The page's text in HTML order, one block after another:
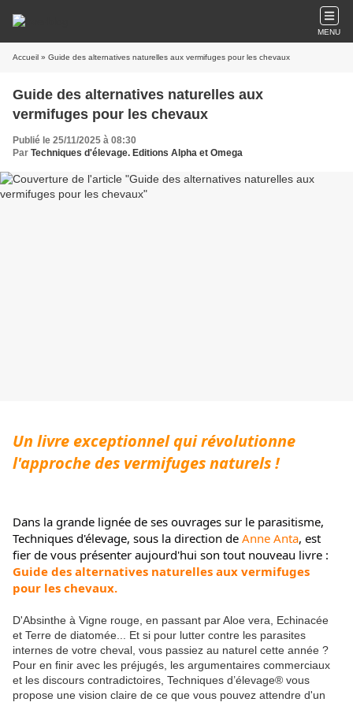
MENU
Accueil » Guide des alternatives naturelles aux vermifuges pour les chevaux
Guide des alternatives naturelles aux
vermifuges pour les chevaux
Publié le 25/11/2025 à 08:30
Par Techniques d'élevage. Editions Alpha et Omega
Un livre exceptionnel qui révolutionne
l'approche des vermifuges naturels !
Dans la grande lignée de ses ouvrages sur le parasitisme,
Techniques d'élevage, sous la direction de Anne Anta, est
Guide des alternatives naturelles aux vermifuges
pour les chevaux.
D'Absinthe à Vigne rouge, en passant par Aloe vera, Echinacée
et Terre de diatomée... Et si pour lutter contre les parasites
internes de votre cheval, vous passiez au naturel cette année ?
Pour en finir avec les préjugés, les argumentaires commerciaux
et les discours contradictoires, Techniques d’élevage® vous
propose une vision claire de ce que vous pouvez attendre d'un